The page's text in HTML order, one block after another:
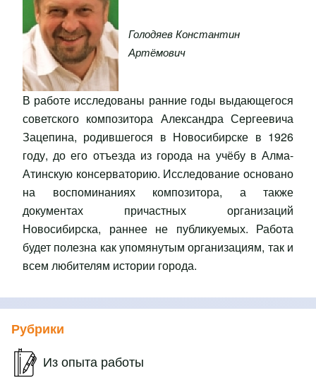
Голодяев Константин
Артёмович
В работе исследованы ранние годы выдающегося
советского композитора Александра Сергеевича
Зацепина, родившегося в Новосибирске в 1926
году, до его отъезда из города на учёбу в Алма-
Атинскую консерваторию. Исследование основано
на воспоминаниях композитора, а также
документах причастных организаций
Новосибирска, раннее не публикуемых. Работа
будет полезна как упомянутым организациям, так и
всем любителям истории города.
Рубрики
Из опыта работы